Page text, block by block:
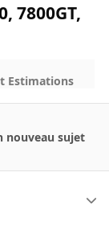
7800GT,
Estimations
nouveau sujet